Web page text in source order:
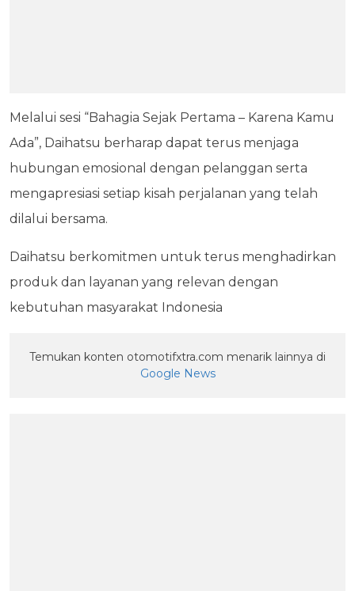
Melalui sesi “Bahagia Sejak Pertama – Karena Kamu
Ada”, Daihatsu berharap dapat terus menjaga
hubungan emosional dengan pelanggan serta
mengapresiasi setiap kisah perjalanan yang telah
dilalui bersama.
Daihatsu berkomitmen untuk terus menghadirkan
produk dan layanan yang relevan dengan
kebutuhan masyarakat Indonesia
Temukan konten otomotifxtra.com menarik lainnya di
Google News